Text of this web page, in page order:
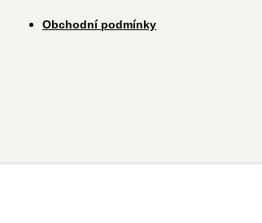
Obchodní podmínky